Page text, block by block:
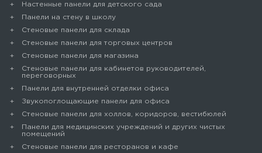
Настенные панели для детского сада
Панели на стену в школу
Стеновые панели для склада
Cтеновые панели для торговых центров
Стеновые панели для магазина
Стеновые панели для кабинетов руководителей,
переговорных
Панели для внутренней отделки офиса
Звукопоглощающие панели для офиса
Стеновые панели для холлов, коридоров, вестибюлей
Панели для медицинских учреждений и других чистых
помещений
Стеновые панели для ресторанов и кафе